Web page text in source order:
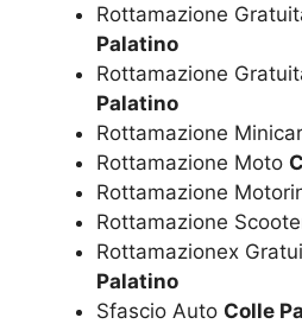
Rottamazione
Palatino
Rottamazione
Palatino
Rottamazione Minicar
Rottamazione Moto
Rottamazione
Rottamazione
Rottamazionex
Palatino
Sfascio Auto Colle